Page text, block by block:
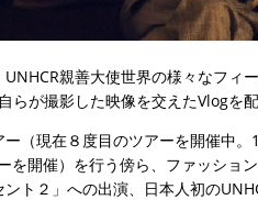
親善大使世界の様々なフィ
が撮影した映像を交えたVlogを配
（現在８度目のツアーを開催中
を開催）を行う傍ら、ファッショ
ト２」への出演、日本人初の